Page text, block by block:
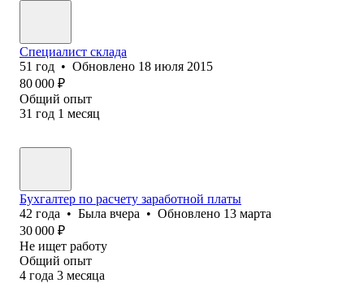
Специалист склада
51 год • Обновлено 18 июля 2015
80 000 ₽
Общий опыт
31 год 1 месяц
Бухгалтер по расчету заработной платы
42 года • Была вчера • Обновлено 13 марта
30 000 ₽
Не ищет работу
Общий опыт
4 года 3 месяца